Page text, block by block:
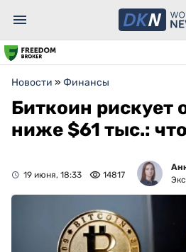
Новости » Финансы
Биткоин рискует
ниже $61 тыс.:
19 июня, 18:33 14817